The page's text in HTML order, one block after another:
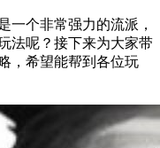
一个非常强力的流派，
法呢？接下来为大家带
，希望能帮到各位玩